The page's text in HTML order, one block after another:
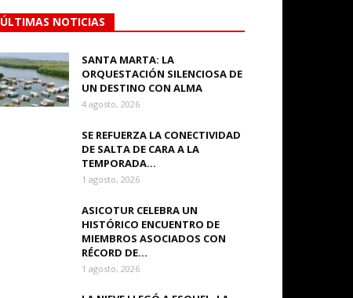
ÚLTIMAS NOTICIAS
SANTA MARTA: LA
ORQUESTACIÓN SILENCIOSA DE
UN DESTINO CON ALMA
4 agosto, 2026
SE REFUERZA LA CONECTIVIDAD
DE SALTA DE CARA A LA
TEMPORADA...
1 agosto, 2026
ASICOTUR CELEBRA UN
HISTÓRICO ENCUENTRO DE
MIEMBROS ASOCIADOS CON
RÉCORD DE...
1 agosto, 2026